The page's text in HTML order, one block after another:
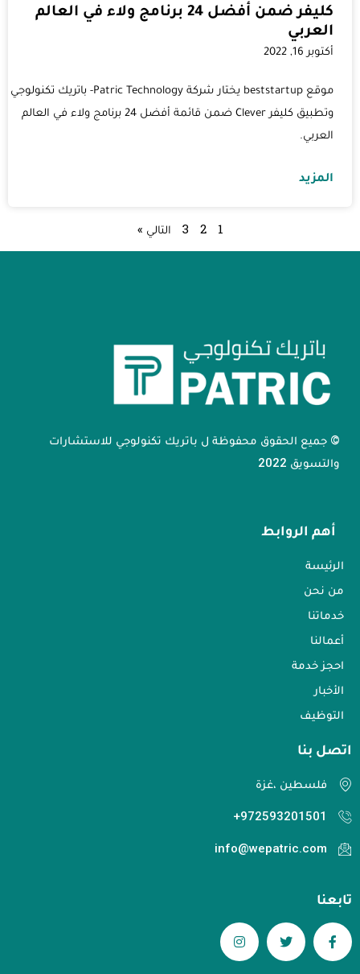
كليفر ضمن أفضل 24 برنامج ولاء في العالم
العربي
أكتوبر 16, 2022
موقع beststartup يختار شركة Patric Technology- باتريك تكنولوجي
وتطبيق كليفر Clever ضمن قائمة أفضل 24 برنامج ولاء في العالم
العربي.
المزيد
1
2
3 التالي »
© جميع الحقوق محفوظة ل باتريك تكنولوجي للاستشارات
والتسويق 2022
أهم الروابط
الرئيسة
من نحن
خدماتنا
أعمالنا
احجز خدمة
الأخبار
التوظيف
اتصل بنا​
فلسطين ،غزة
972593201501+
info@wepatric.com
تابعنا